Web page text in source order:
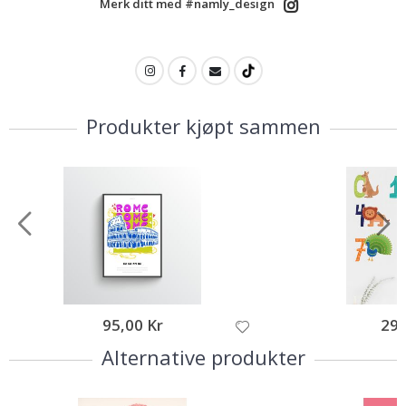
Merk ditt med #namly_design
Produkter kjøpt sammen
95,00 Kr
Alternative produkter